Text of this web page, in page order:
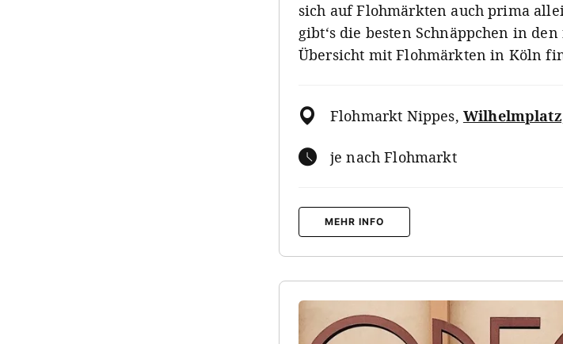
sich auf Flohmärkten auch prima
gibt‘s die besten Schnäppchen in
Übersicht mit Flohmärkten in Köln
Flohmarkt Nippes,
je nach Flohmarkt
MEHR INFO